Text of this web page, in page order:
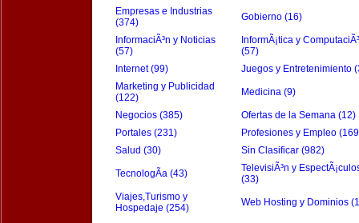
Empresas e Industrias
(374)
Gobierno (16)
InformaciÃ³n y Noticias
(57)
InformÃ¡tica y
(57)
Internet (99)
Juegos y Entretenimiento
Marketing y Publicidad
(122)
Medicina (9)
Negocios (385)
Ofertas de la Semana (12)
Portales (231)
Profesiones y Empleo
Salud (30)
Sin Clasificar (982)
TecnologÃ­a (43)
TelevisiÃ³n y
(33)
Viajes,Turismo y
Hospedaje (254)
Web Hosting y Dominios